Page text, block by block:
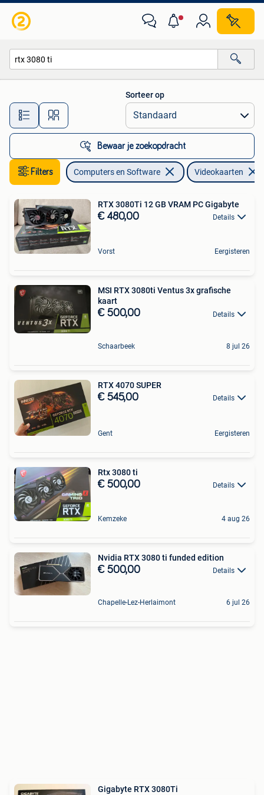
Alle afstanden…
Sorteer op
Bewaar je zoekopdracht
Filters Computers en Software Videokaarten
RTX 3080Ti 12 GB VRAM PC Gigabyte
€ 480,00 Details
Vorst Eergisteren
MSI RTX 3080ti Ventus 3x grafische
kaart
€ 500,00 Details
Schaarbeek 8 jul 26
RTX 4070 SUPER
€ 545,00 Details
Gent Eergisteren
Rtx 3080 ti
€ 500,00 Details
Kemzeke 4 aug 26
Nvidia RTX 3080 ti funded edition
€ 500,00 Details
Chapelle-Lez-Herlaimont 6 jul 26
Gigabyte RTX 3080Ti